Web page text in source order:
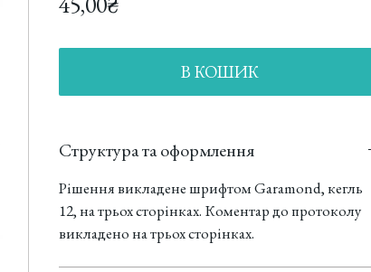
В КОШИК
Структура та оформлення
Рішення викладене шрифтом Garamond, кегль
12, на трьох сторінках. Коментар до протоколу
викладено на трьох сторінках.